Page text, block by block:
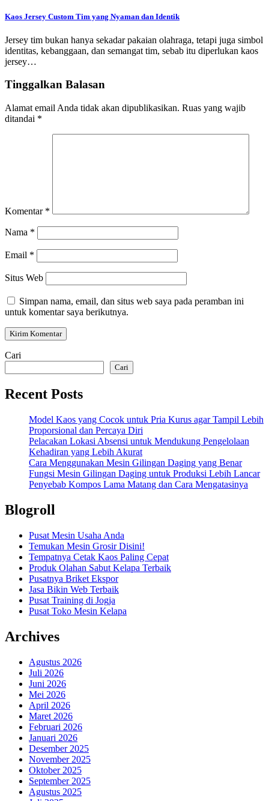
Kaos Jersey Custom Tim yang Nyaman dan Identik
Jersey tim bukan hanya sekadar pakaian olahraga, tetapi juga simbol
identitas, kebanggaan, dan semangat tim, sebab itu diperlukan kaos
jersey…
Tinggalkan Balasan
Alamat email Anda tidak akan dipublikasikan. Ruas yang wajib
ditandai *
Komentar *
Nama *
Email *
Situs Web
Simpan nama, email, dan situs web saya pada peramban ini
untuk komentar saya berikutnya.
Cari
Cari
Recent Posts
Model Kaos yang Cocok untuk Pria Kurus agar Tampil Lebih
Proporsional dan Percaya Diri
Pelacakan Lokasi Absensi untuk Mendukung Pengelolaan
Kehadiran yang Lebih Akurat
Cara Menggunakan Mesin Gilingan Daging yang Benar
Fungsi Mesin Gilingan Daging untuk Produksi Lebih Lancar
Penyebab Kompos Lama Matang dan Cara Mengatasinya
Blogroll
Pusat Mesin Usaha Anda
Temukan Mesin Grosir Disini!
Tempatnya Cetak Kaos Paling Cepat
Produk Olahan Sabut Kelapa Terbaik
Pusatnya Briket Ekspor
Jasa Bikin Web Terbaik
Pusat Training di Jogja
Pusat Toko Mesin Kelapa
Archives
Agustus 2026
Juli 2026
Juni 2026
Mei 2026
April 2026
Maret 2026
Februari 2026
Januari 2026
Desember 2025
November 2025
Oktober 2025
September 2025
Agustus 2025